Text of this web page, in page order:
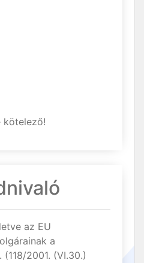
kötelező!
az EU
a
2001. (VI.30.)